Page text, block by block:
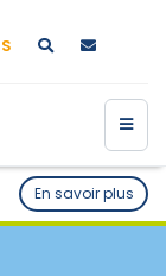
En savoir plus